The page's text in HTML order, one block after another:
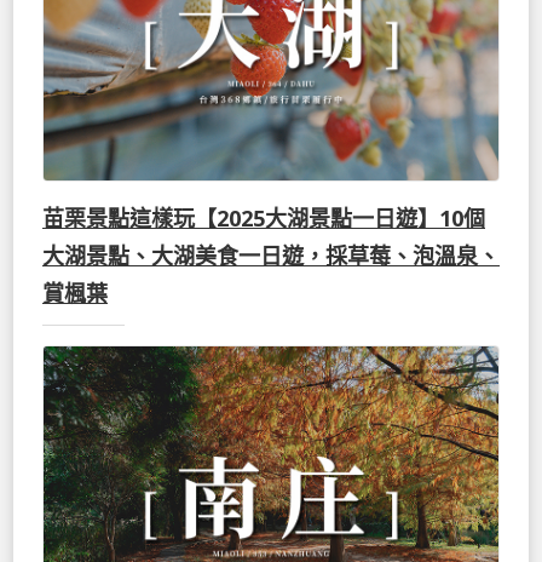
苗栗景點這樣玩【2025大湖景點一日遊】10個
大湖景點、大湖美食一日遊，採草莓、泡溫泉、
賞楓葉